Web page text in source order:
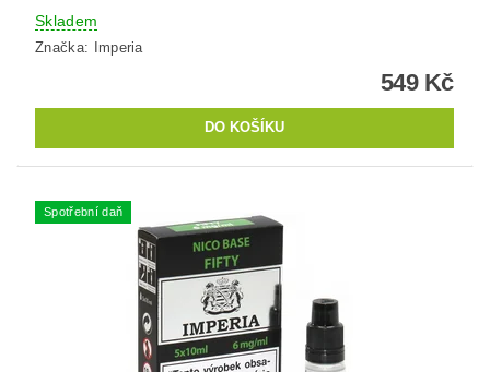
Skladem
Značka: Imperia
549 Kč
Spotřební daň